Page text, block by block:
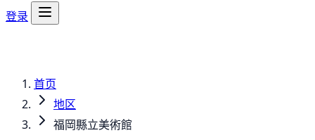
登录
首页
地区
福岡縣立美術館